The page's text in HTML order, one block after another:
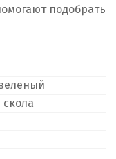
подобрать